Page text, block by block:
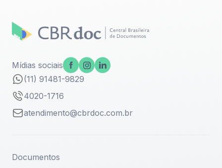
Mídias sociais
(11) 91481-9829
4020-1716
atendimento@cbrdoc.com.br
Documentos